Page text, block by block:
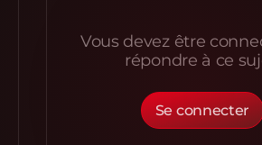
Vous devez être
répondre à ce
Se connecter